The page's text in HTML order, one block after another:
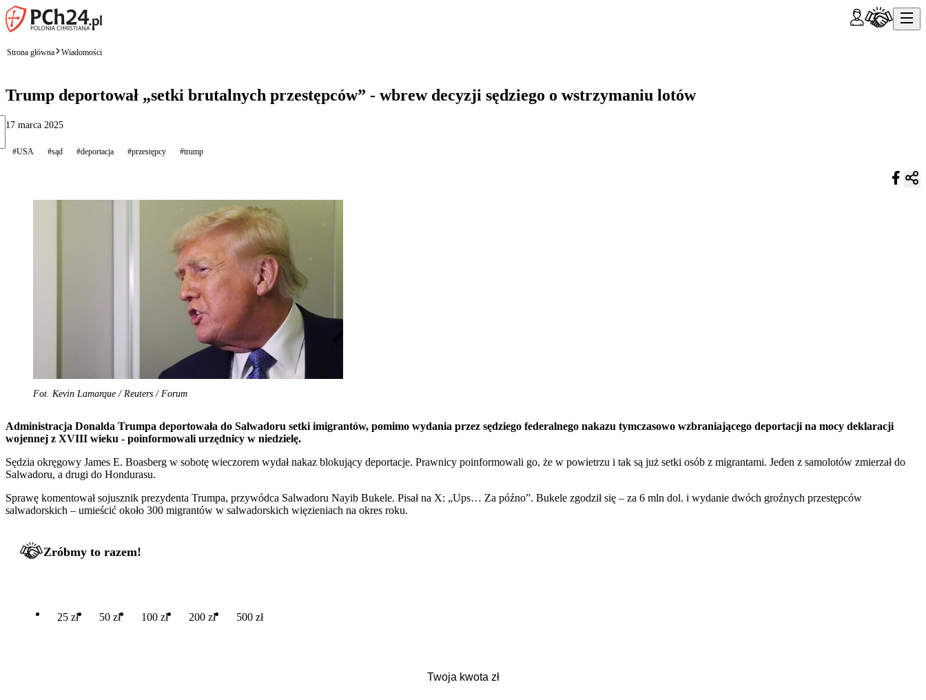
Strona główna Wiadomości
Trump deportował „setki brutalnych przestępców” - wbrew decyzji sędziego o wstrzymaniu lotów
17 marca 2025
#USA #sąd #deportacja #przestępcy #trump
Fot. Kevin Lamarque / Reuters / Forum
Administracja Donalda Trumpa deportowała do Salwadoru setki imigrantów, pomimo wydania przez sędziego federalnego nakazu tymczasowo wzbraniającego deportacji na mocy deklaracji
wojennej z XVIII wieku - poinformowali urzędnicy w niedzielę.
Sędzia okręgowy James E. Boasberg w sobotę wieczorem wydał nakaz blokujący deportacje. Prawnicy poinformowali go, że w powietrzu i tak są już setki osób z migrantami. Jeden z samolotów zmierzał do
Salwadoru, a drugi do Hondurasu.
Sprawę komentował sojusznik prezydenta Trumpa, przywódca Salwadoru Nayib Bukele. Pisał na X: „Ups… Za późno”. Bukele zgodził się – za 6 mln dol. i wydanie dwóch groźnych przestępców
salwadorskich – umieścić około 300 migrantów w salwadorskich więzieniach na okres roku.
Zróbmy to razem!
25 zł 50 zł 100 zł 200 zł 500 zł